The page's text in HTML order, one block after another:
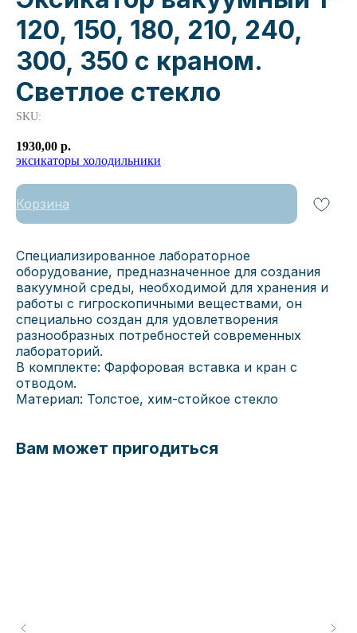
120, 150, 180, 210, 240,
300, 350 с краном.
Светлое стекло
SKU:
1930,00 р.
эксикаторы холодильники
Корзина
Специализированное лабораторное
оборудование, предназначенное для создания
вакуумной среды, необходимой для хранения и
работы с гигроскопичными веществами, он
специально создан для удовлетворения
разнообразных потребностей современных
лабораторий.
В комплекте: Фарфоровая вставка и кран с
отводом.
Материал: Толстое, хим-стойкое стекло
Вам может пригодиться